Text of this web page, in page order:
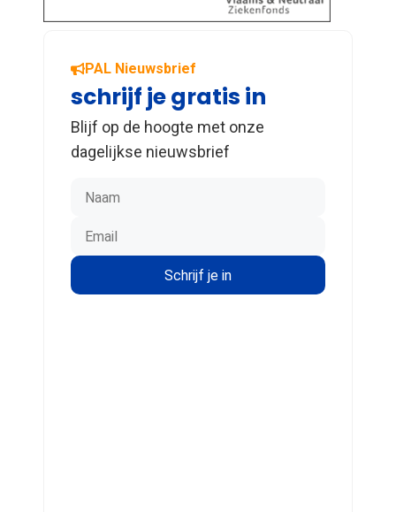
PAL Nieuwsbrief
schrijf je gratis in
Blijf op de hoogte met onze
dagelijkse nieuwsbrief